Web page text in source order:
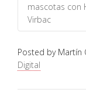
mascotas con
Virbac
Posted by Martín
Digital